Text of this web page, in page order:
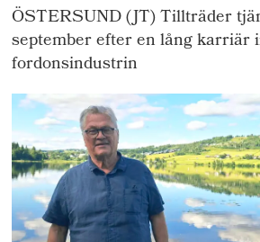
ÖSTERSUND (JT) Tillträder
september efter en lång karriär
fordonsindustrin